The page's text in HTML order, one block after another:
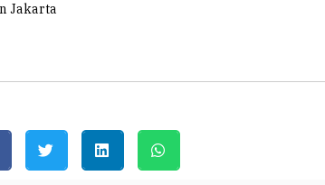
Jakarta